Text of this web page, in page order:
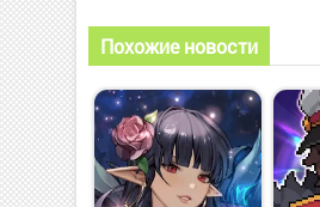
Похожие новости